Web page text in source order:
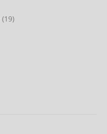
(19)